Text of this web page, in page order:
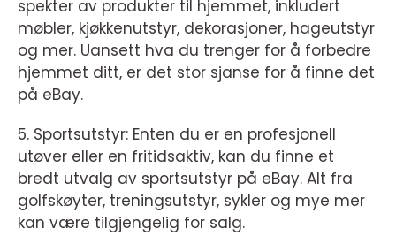
spekter av produkter til hjemmet, inkludert
møbler, kjøkkenutstyr, dekorasjoner, hageutstyr
og mer. Uansett hva du trenger for å forbedre
hjemmet ditt, er det stor sjanse for å finne det
på eBay.
5. Sportsutstyr: Enten du er en profesjonell
utøver eller en fritidsaktiv, kan du finne et
bredt utvalg av sportsutstyr på eBay. Alt fra
golfskøyter, treningsutstyr, sykler og mye mer
kan være tilgjengelig for salg.